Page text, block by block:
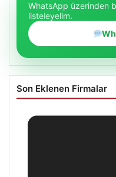
WhatsApp üzerinden
listeleyelim.
Son Eklenen Firmalar